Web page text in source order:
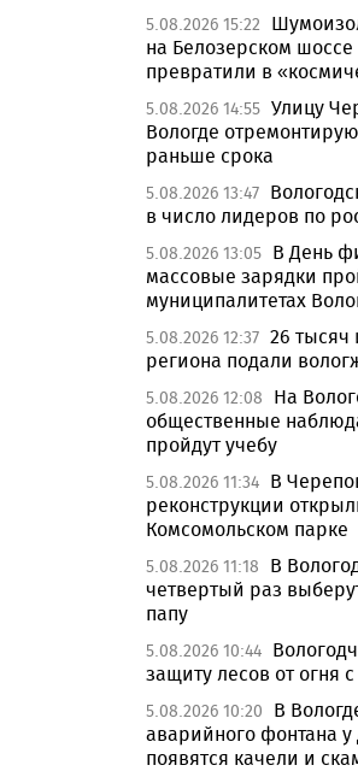
5.08.2026 15:22
на Белозерском шоссе
превратили в
5.08.2026 14:55 Улицу
Вологде
раньше срока
5.08.2026 13:47
в число лидеров по
5.08.2026 13:05 В День
массовые зарядки
муниципалитетах
5.08.2026 12:37 26 тысяч
региона подали
5.08.2026 12:08
На
общественные
пройдут учебу
5.08.2026 11:34 В
реконструкции
Комсомольском парке
5.08.2026 11:18
В
четвертый раз
папу
5.08.2026 10:44
защиту лесов от огня
5.08.2026 10:20
В
аварийного фонтана у
появятся качели и